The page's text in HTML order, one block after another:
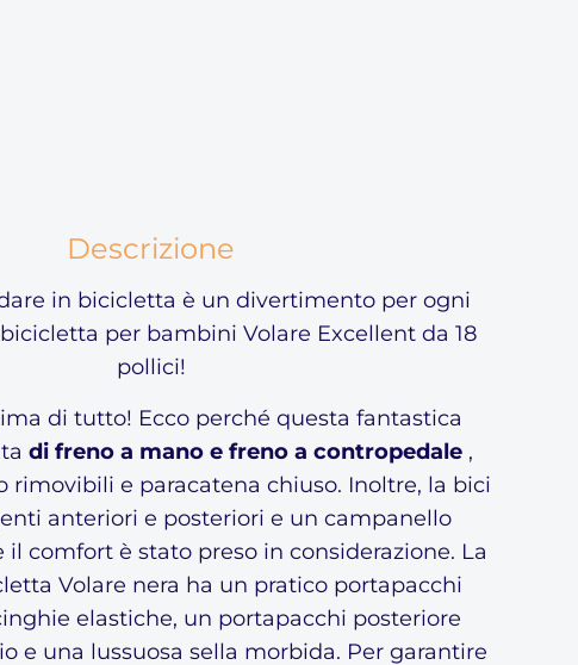
Descrizione
in bicicletta è un divertimento per ogni
per bambini Volare Excellent da 18
pollici!
di tutto! Ecco perché questa fantastica
di freno a mano e freno a contropedale ,
rimovibili e paracatena chiuso. Inoltre, la bici
anteriori e posteriori e un campanello
comfort è stato preso in considerazione. La
Volare nera ha un pratico portapacchi
elastiche, un portapacchi posteriore
e una lussuosa sella morbida. Per garantire